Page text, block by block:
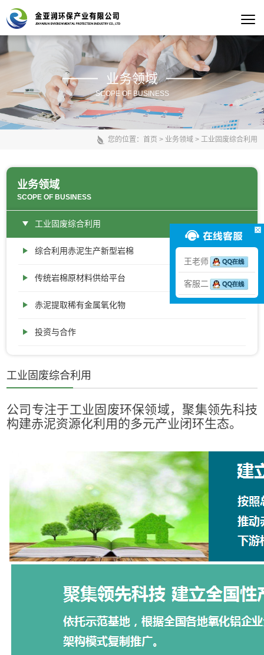
业务领域
SCOPE OF BUSINESS
您的位置： 首页 > 业务领域> 工业固废综合利用
业务领域
SCOPE OF BUSINESS
工业固废综合利用
综合利用赤泥生产新型岩棉
传统岩棉原材料供给平台
赤泥提取稀有金属氧化物
投资与合作
工业固废综合利用
公司专注于工业固废环保领域，聚集领先科技
构建赤泥资源化利用的多元产业闭环生态。
王老师
客服二